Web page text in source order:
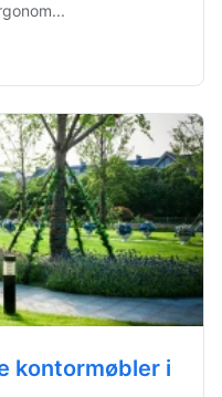
kontormøbler i